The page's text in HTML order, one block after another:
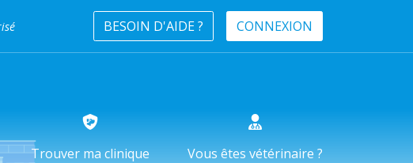
BESOIN D'AIDE ? CONNEXION
Trouver ma clinique
Vous êtes vétérinaire ?